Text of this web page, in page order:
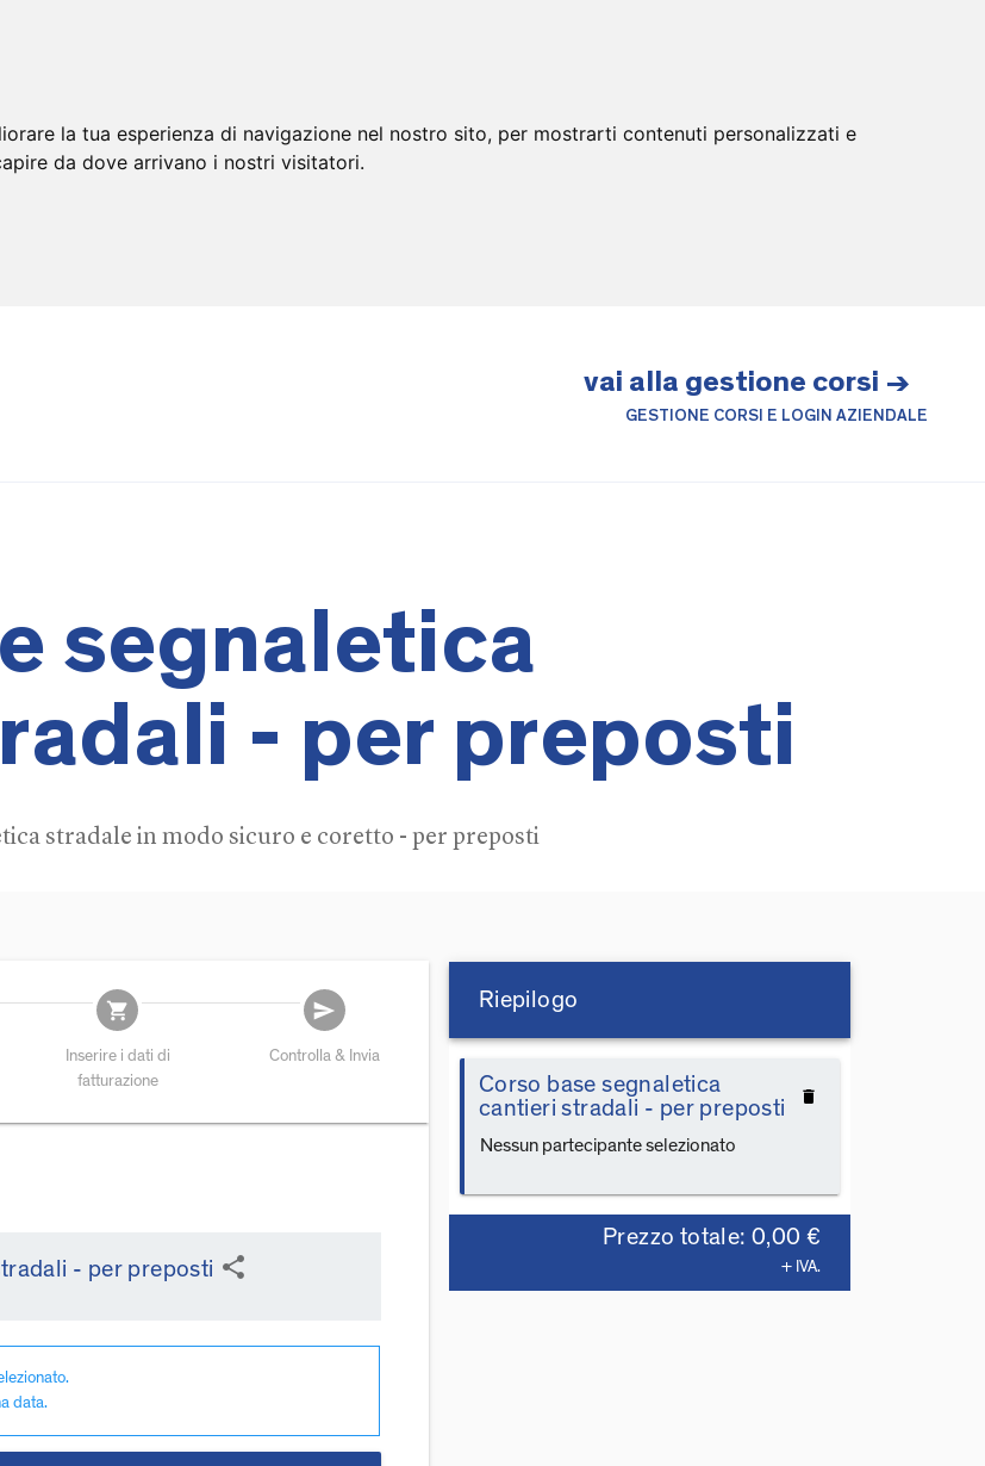
la tua esperienza di navigazione nel nostro sito, per mostrarti contenuti personalizzati e
da dove arrivano i nostri visitatori.
vai alla gestione corsi →
GESTIONE CORSI E LOGIN AZIENDALE
segnaletica
- per preposti
stradale in modo sicuro e coretto - per preposti
shopping_cart
Inserire i dati di
fatturazione
send
Controlla & Invia
- per preposti share
data.
Riepilogo
Corso base segnaletica
cantieri stradali - per preposti
delete
Nessun partecipante selezionato
Prezzo totale: 0,00 €
+ IVA.